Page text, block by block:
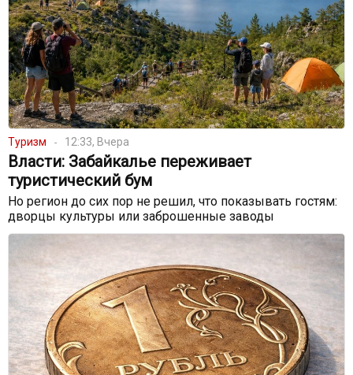
Туризм 12:33, Вчера
Власти: Забайкалье переживает
туристический бум
Но регион до сих пор не решил, что показывать гостям:
дворцы культуры или заброшенные заводы